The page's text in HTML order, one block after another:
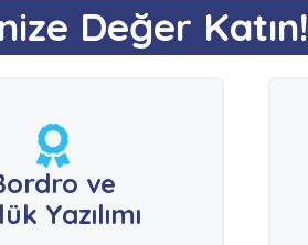
Değer Katın!
ve
Yazılımı